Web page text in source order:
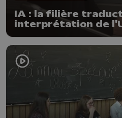
IA : la filière
interprétation de
disparaître ?